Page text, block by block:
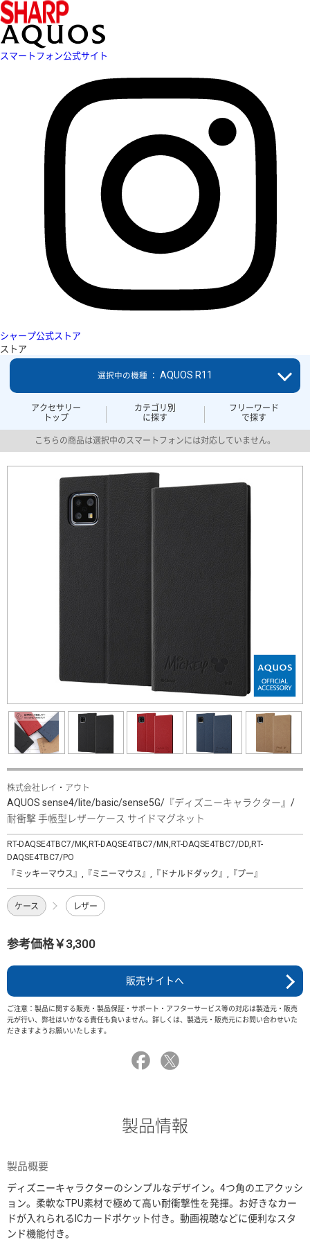
スマートフォン公式サイト
シャープ公式ストア
ストア
アクセサリー
トップ
カテゴリ別
に探す
フリーワード
で探す
選択中の機種 ： AQUOS R11
こちらの商品は選択中のスマートフォンには対応していません。
株式会社レイ・アウト
AQUOS sense4/lite/basic/sense5G/『ディズニーキャラクター』/
耐衝撃 手帳型レザーケース サイドマグネット
RT-DAQSE4TBC7/MK,RT-DAQSE4TBC7/MN,RT-DAQSE4TBC7/DD,RT-
DAQSE4TBC7/PO
『ミッキーマウス』,『ミニーマウス』,『ドナルドダック』,『プー』
ケース レザー
参考価格￥3,300
販売サイトへ
ご注意：製品に関する販売・製品保証・サポート・アフターサービス等の対応は製造元・販売
元が行い、弊社はいかなる責任も負いません。詳しくは、製造元・販売元にお問い合わせいた
だきますようお願いいたします。
製品情報
製品概要
ディズニーキャラクターのシンプルなデザイン。4つ角のエアクッシ
ョン。柔軟なTPU素材で極めて高い耐衝撃性を発揮。お好きなカー
ドが入れられるICカードポケット付き。動画視聴などに便利なスタ
ンド機能付き。